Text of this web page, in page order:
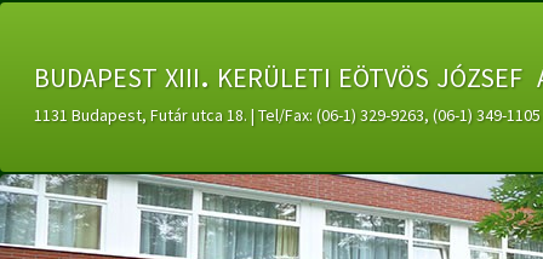
budapest xiii. kerületi eötvös
1131 Budapest, Futár utca 18. | Tel/Fax: (06-1) 329-9263, (06-1) 349-